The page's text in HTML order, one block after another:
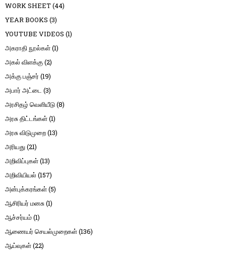
WORK SHEET(44)
YEAR BOOKS (3)
YOUTUBE VIDEOS (1)
அகராதி நூல்கள்(1)
அகல் விளக்கு(2)
அக்கு பஞ்சர் (19)
அபார் அட்டை (3)
அரசிதழ் வெளியீடு(8)
அரசு திட்டங்கள்(1)
அரசு விடுமுறை(13)
அரியது(21)
அறிவிப்புகள்(13)
அறிவியியல் (157)
அன்புக்கரங்கள்(5)
ஆசிரியர் மனசு(1)
ஆச்சர்யம்(1)
ஆணையர் செயல்முறைகள்(136)
ஆய்வுகள்(22)